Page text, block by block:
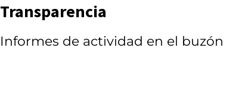
Transparencia
Informes de actividad en el buzón